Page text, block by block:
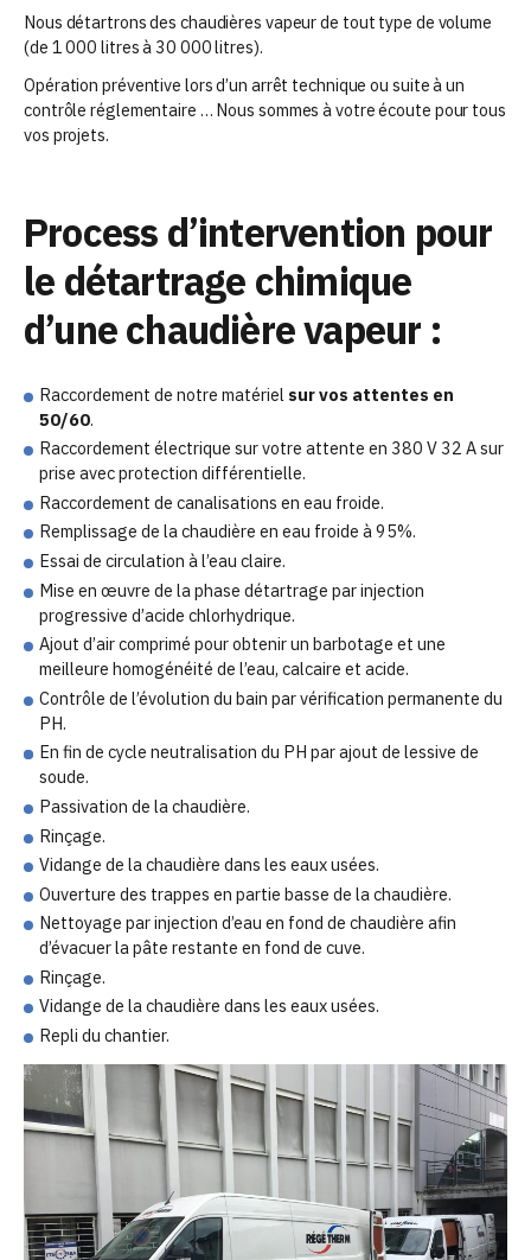
Nous détartrons des chaudières vapeur de tout type de volume
(de 1 000 litres à 30 000 litres).
Opération préventive lors d’un arrêt technique ou suite à un
contrôle réglementaire … Nous sommes à votre écoute pour tous
vos projets.
Process d’intervention pour
le détartrage chimique
d’une chaudière vapeur :
Raccordement de notre matériel sur vos attentes en
50/60.
Raccordement électrique sur votre attente en 380 V 32 A sur
prise avec protection différentielle.
Raccordement de canalisations en eau froide.
Remplissage de la chaudière en eau froide à 95%.
Essai de circulation à l’eau claire.
Mise en œuvre de la phase détartrage par injection
progressive d’acide chlorhydrique.
Ajout d’air comprimé pour obtenir un barbotage et une
meilleure homogénéité de l’eau, calcaire et acide.
Contrôle de l’évolution du bain par vérification permanente du
PH.
En fin de cycle neutralisation du PH par ajout de lessive de
soude.
Passivation de la chaudière.
Rinçage.
Vidange de la chaudière dans les eaux usées.
Ouverture des trappes en partie basse de la chaudière.
Nettoyage par injection d’eau en fond de chaudière afin
d’évacuer la pâte restante en fond de cuve.
Rinçage.
Vidange de la chaudière dans les eaux usées.
Repli du chantier.